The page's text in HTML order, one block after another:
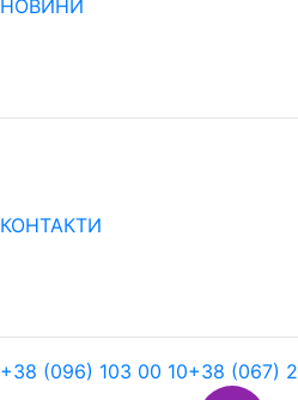
НОВИНИ
КОНТАКТИ
+38 (096) 103 00 10+38 (067)